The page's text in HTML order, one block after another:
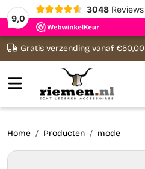
9,0
3048 Reviews
Ga naar content
Gratis verzending vanaf €50,00
Home Producten mode